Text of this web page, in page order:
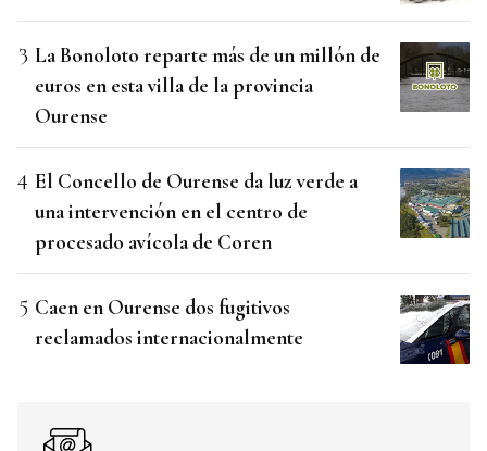
La Bonoloto reparte más de un millón de
euros en esta villa de la provincia
Ourense
El Concello de Ourense da luz verde a
una intervención en el centro de
procesado avícola de Coren
Caen en Ourense dos fugitivos
reclamados internacionalmente